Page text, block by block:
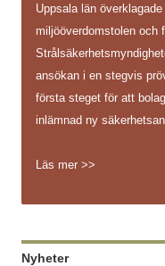
Uppsala län
miljööverdomstolen och
ansökan i en stegvis
första steget för att
inlämnad ny
Läs mer >>
Nyheter